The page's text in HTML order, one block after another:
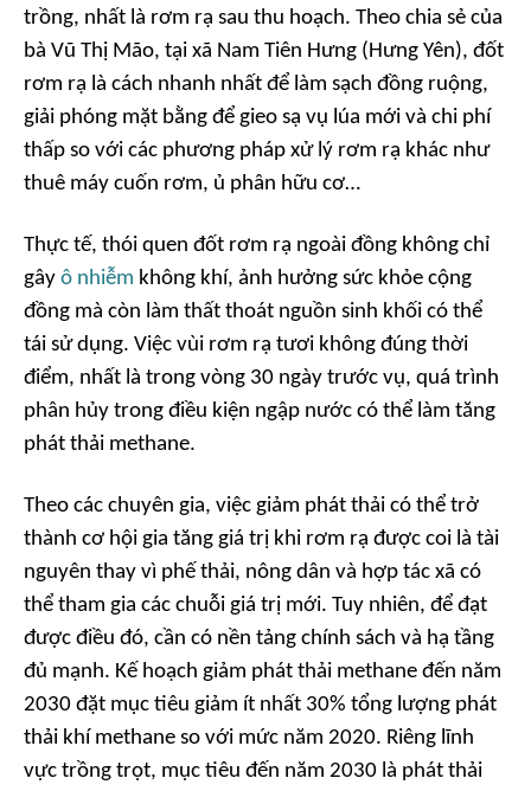
trồng, nhất là rơm rạ sau thu hoạch. Theo chia sẻ của
bà Vũ Thị Mão, tại xã Nam Tiên Hưng (Hưng Yên), đốt
rơm rạ là cách nhanh nhất để làm sạch đồng ruộng,
giải phóng mặt bằng để gieo sạ vụ lúa mới và chi phí
thấp so với các phương pháp xử lý rơm rạ khác như
thuê máy cuốn rơm, ủ phân hữu cơ…
Thực tế, thói quen đốt rơm rạ ngoài đồng không chỉ
gây ô nhiễm không khí, ảnh hưởng sức khỏe cộng
đồng mà còn làm thất thoát nguồn sinh khối có thể
tái sử dụng. Việc vùi rơm rạ tươi không đúng thời
điểm, nhất là trong vòng 30 ngày trước vụ, quá trình
phân hủy trong điều kiện ngập nước có thể làm tăng
phát thải methane.
Theo các chuyên gia, việc giảm phát thải có thể trở
thành cơ hội gia tăng giá trị khi rơm rạ được coi là tài
nguyên thay vì phế thải, nông dân và hợp tác xã có
thể tham gia các chuỗi giá trị mới. Tuy nhiên, để đạt
được điều đó, cần có nền tảng chính sách và hạ tầng
đủ mạnh. Kế hoạch giảm phát thải methane đến năm
2030 đặt mục tiêu giảm ít nhất 30% tổng lượng phát
thải khí methane so với mức năm 2020. Riêng lĩnh
vực trồng trọt, mục tiêu đến năm 2030 là phát thải